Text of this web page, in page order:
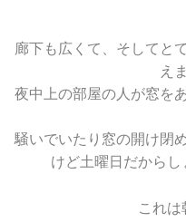
廊下も広くて、そしてと
え
夜中上の部屋の人が窓を
騒いでいたり窓の開け閉
けど土曜日だからし
これは